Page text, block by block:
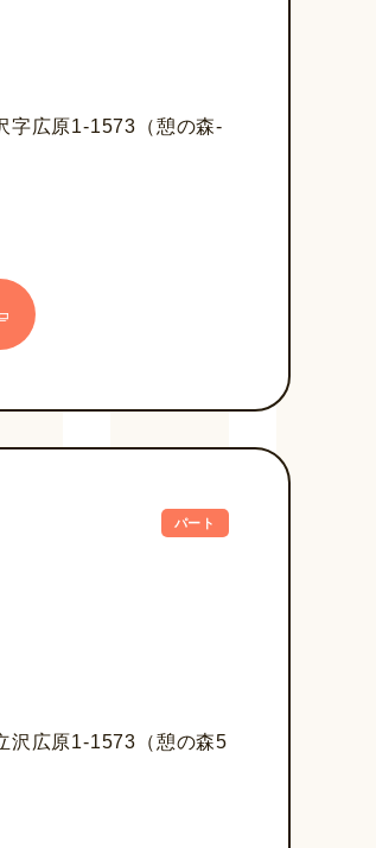
字広原1-1573（憩の森-
パート
沢広原1-1573（憩の森5